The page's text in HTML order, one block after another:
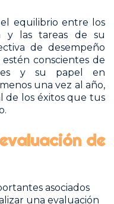
equilibrio entre los
y las tareas de su
de desempeño
conscientes de
y su papel en
una vez al año,
de los éxitos que tus
de
asociados
una evaluación